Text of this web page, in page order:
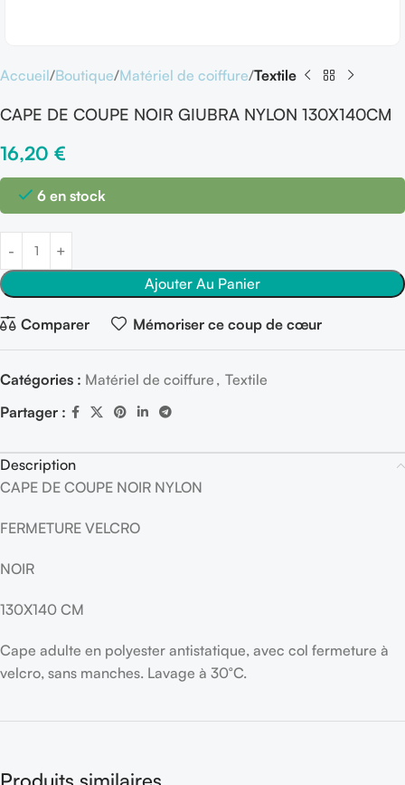
Accueil Boutique Matériel de coiffure Textile
CAPE DE COUPE NOIR GIUBRA NYLON 130X140CM
16,20 €
6 en stock
Ajouter Au Panier
Comparer Mémoriser ce coup de cœur
Catégories : Matériel de coiffure , Textile
Partager :
Description
CAPE DE COUPE NOIR NYLON
FERMETURE VELCRO
NOIR
130X140 CM
Cape adulte en polyester antistatique, avec col fermeture à
velcro, sans manches. Lavage à 30°C.
Produits similaires